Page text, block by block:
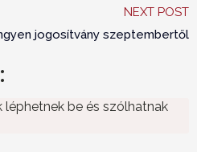
NEXT POST
jogosítvány szeptembertől
léphetnek be és szólhatnak